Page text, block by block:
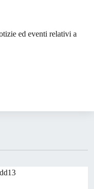
ed eventi relativi a